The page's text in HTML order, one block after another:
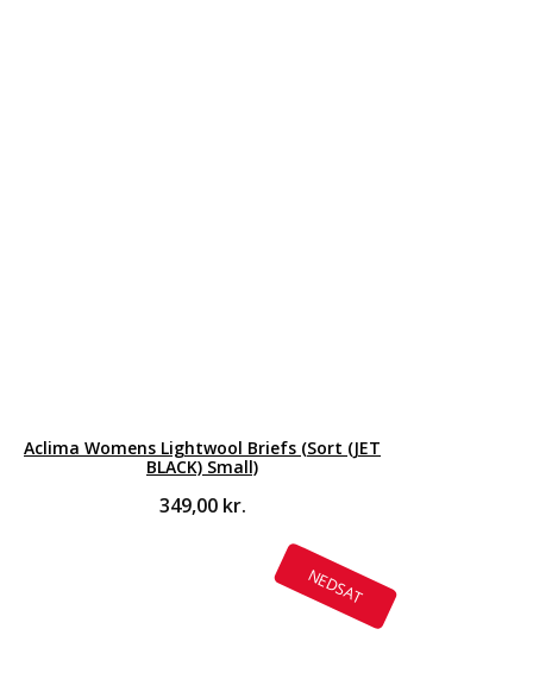
Aclima Womens Lightwool Briefs (Sort (JET
BLACK) Small)
349,00 kr.
NEDSAT